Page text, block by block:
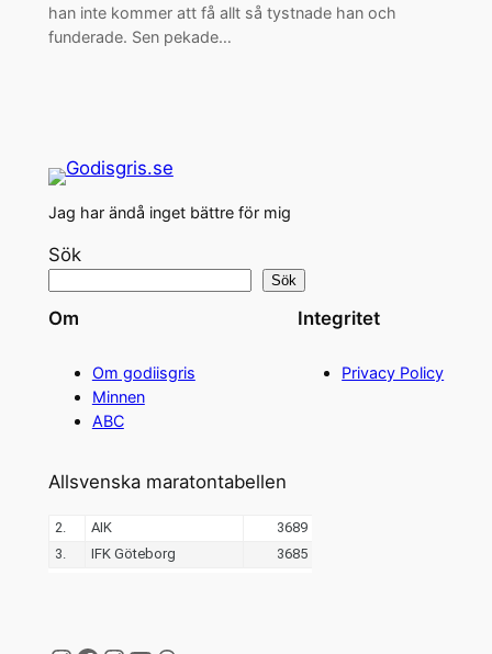
han inte kommer att få allt så tystnade han och
funderade. Sen pekade…
Jag har ändå inget bättre för mig
Sök
Sök
Om
Om godiisgris
Minnen
ABC
Integritet
Privacy Policy
Allsvenska maratontabellen